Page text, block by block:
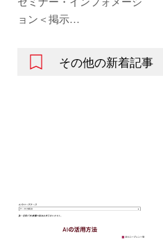
ョン＜掲示…
その他の新着記事